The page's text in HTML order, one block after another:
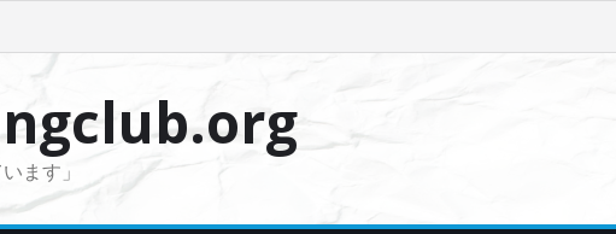
ます」